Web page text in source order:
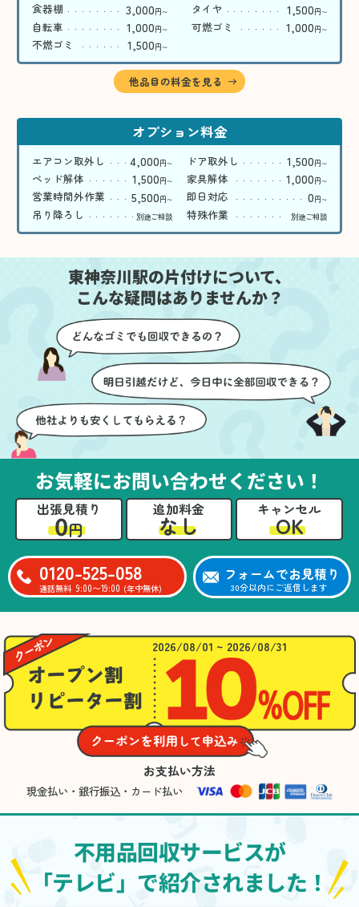
食器棚 3,000円〜 タイヤ 1,500円〜
自転車 1,000円〜 可燃ゴミ 1,000円〜
不燃ゴミ 1,500円〜
他品目の料金を見る
オプション料金
エアコン取外し 4,000円〜 ドア取外し 1,500円〜
ベッド解体 1,500円〜 家具解体 1,000円〜
営業時間外作業 5,500円〜 即日対応 0円〜
吊り降ろし 別途ご相談 特殊作業 別途ご相談
東神奈川駅の片付けについて、
こんな疑問はありませんか？
お気軽にお問い合わせください！
出張見積り
0円
追加料金
なし
キャンセル
OK
0120-525-058
通話無料 9:00〜19:00 (年中無休)
フォームでお見積り
30分以内にご返信します
2026/08/01 ~ 2026/08/31
お支払い方法
現金払い・銀行振込・カード払い
不用品回収サービスが
「テレビ」で紹介されました！